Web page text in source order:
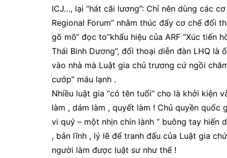
ICJ…, lại “hát cãi lương”: Chỉ nên dùng các
Regional Forum” nhằm thúc đẩy cơ chế đối
gõ mõ“ đọc to”khẩu hiệu của ARF “Xúc tiến
Thái Binh Dương”, đối thoại diễn đàn LHQ
vào nhà mà Luật gia chủ trương cứ ngồi
cướp” máu lạnh .
Nhiều luật gia “có tên tuổi” cho là khởi kiện
làm , dám làm , quyết làm ! Chủ quyền quốc
vi quý – một nhịn chín lành “ buông tay hiến
, bản lĩnh , lý lẽ để tranh đấu của Luật gia
người làm được luật sư như thế !